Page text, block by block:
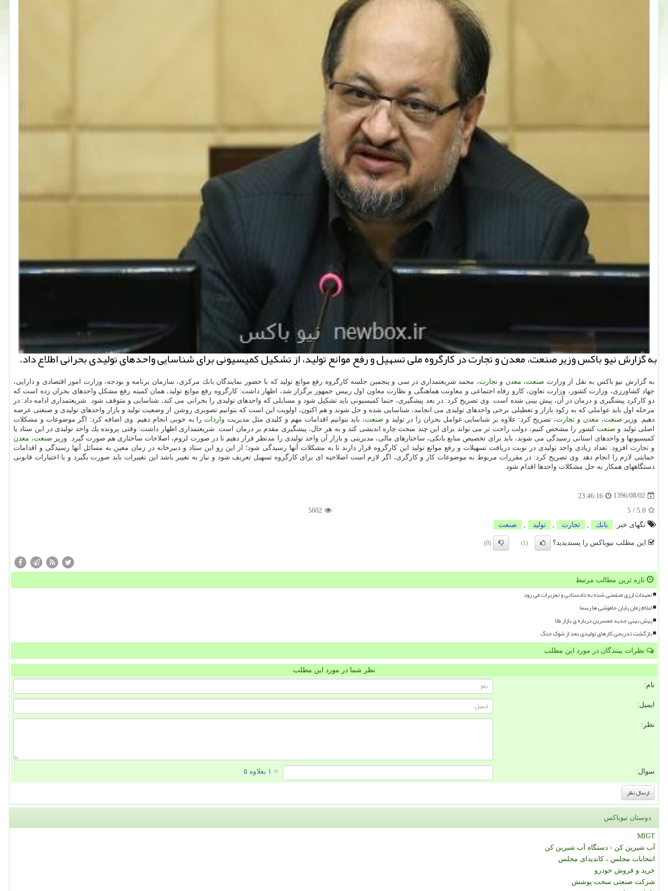
به گزارش نیو باكس وزیر صنعت، معدن و تجارت در كارگروه ملی تسهیل و رفع موانع تولید، از تشكیل كمیسیونی برای شناسایی واحدهای تولیدی بحرانی اطلاع داد.
به گزارش نیو باكس به نقل از وزارت صنعت، معدن وتجارت، محمد شریعتمداری در سی و پنجمین جلسه كارگروه رفع موانع تولید كه با حضور نمایندگان بانك مركزی، سازمان برنامه و بودجه، وزارت امور اقتصادی و دارایی،
جهاد كشاورزی، وزارت كشور، وزارت تعاون، كارو رفاه اجتماعی و معاونت هماهنگی و نظارت معاون اول رییس جمهور برگزار شد، اظهار داشت: كارگروه رفع موانع تولید، همان كمیته رفع مشكل واحدهای بحران زده است كه
دو كاركرد پیشگیری و درمان در آن، پیش بینی شده است. وی تصریح كرد: در بعد پیشگیری، حتما كمیسیونی باید تشكیل شود و مسایلی كه واحدهای تولیدی را بحرانی می كند، شناسایی و متوقف شود. شریعتمداری ادامه داد: در
مرحله اول باید عواملی كه به ركود بازار و تعطیلی برخی واحدهای تولیدی می انجامد، شناسایی شده و حل شوند و هم اكنون، اولویت این است كه بتوانیم تصویری روشن از وضعیت تولید و بازار واحدهای تولیدی و صنعتی عرضه
دهیم. وزیر صنعت، معدن و تجارت، تصریح كرد: علاوه بر شناسایی عوامل بحران زا در تولید و صنعت، باید بتوانیم اقدامات مهم و كلیدی مثل مدیریت واردات را به خوبی انجام دهیم. وی اضافه كرد: اگر موضوعات و مشكلات
اصلی تولید و صنعت كشور را مشخص كنیم، دولت راحت تر می تواند برای این چند مبحث چاره اندیشی كند و به هر حال، پیشگیری مقدم بر درمان است. شریعتمداری اظهار داشت: وقتی پرونده یك واحد تولیدی در این ستاد یا
كمیسیونها و واحدهای استانی رسیدگی می شوند، باید برای تخصیص منابع بانكی، ساختارهای مالی، مدیریتی و بازار آن واحد تولیدی را مدنظر قرار دهیم تا در صورت لزوم، اصلاحات ساختاری هم صورت گیرد. وزیر صنعت، معدن
و تجارت افزود: تعداد زیادی واحد تولیدی در نوبت دریافت تسهیلات و رفع موانع تولید این كارگروه قرار دارند تا به مشكلات آنها رسیدگی شود؛ از این رو این ستاد و دبیرخانه در زمان معین به مسائل آنها رسیدگی و اقدامات
حمایتی لازم را انجام دهد. وی تصریح كرد: در مقررات مربوط به موضوعات كار و كارگری، اگر لازم است اصلاحیه ای برای كارگروه تسهیل تعریف شود و نیاز به تغییر باشد این تغییرات باید صورت بگیرد و با اختیارات قانونی
دستگاههای همكار به حل مشكلات واحدها اقدام شود.
1396/08/02
23:46:16
5.0
/
5
5602
تگهای خبر:
بانك تجارت تولید صنعت
این مطلب نیوباکس را پسندیدید؟ (1)
(0)
تازه ترین مطالب مرتبط
تعهدات ارزی منقضی شده به دادستانی و تعزیرات می رود
اعلام زمان پایان خاموشی ها رسما
پیش بینی جدید مفسرین درباره ی بازار طلا
بازگشت تدریجی کارهای تولیدی بعد از شوک جنگ
نظرات بینندگان در مورد این مطلب
نظر شما در مورد این مطلب
نام:
ایمیل:
نظر:
سوال: = ۱ بعلاوه ۵
دوستان نیوباکس
MIGT
آب شیرین کن - دستگاه آب شیرین کن
انتخابات مجلس ، کاندیدای مجلس
خرید و فروش خودرو
شرکت صنعتی سخت پوشش